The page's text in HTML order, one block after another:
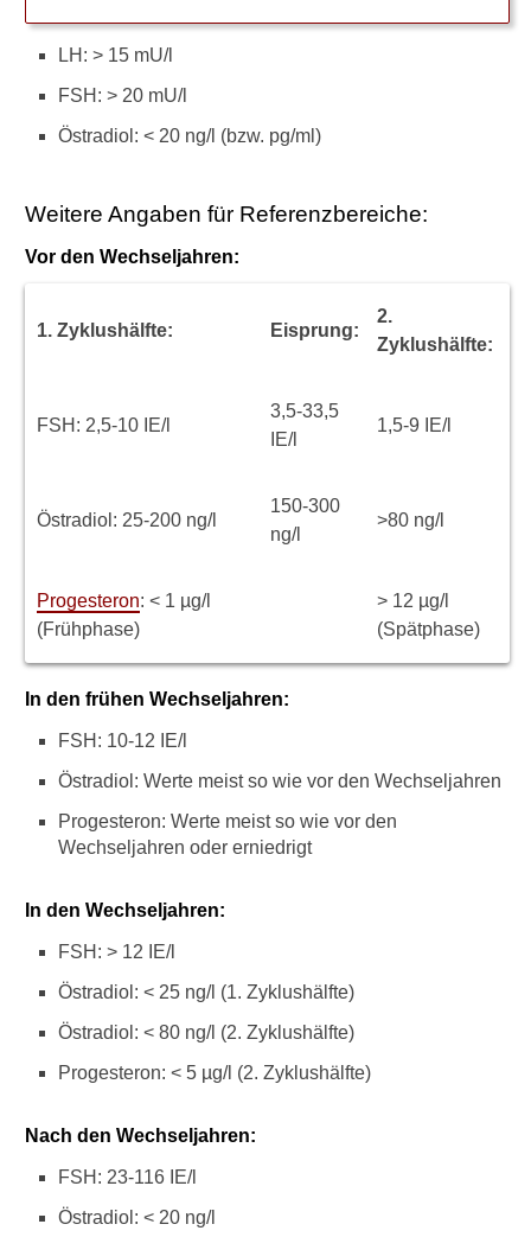
LH: > 15 mU/l
FSH: > 20 mU/l
Östradiol: < 20 ng/l (bzw. pg/ml)
Weitere Angaben für Referenzbereiche:
Vor den Wechseljahren:
1. Zyklushälfte: Eisprung:
2.
Zyklushälfte:
FSH: 2,5-10 IE/l
3,5-33,5
IE/l
1,5-9 IE/l
Östradiol: 25-200 ng/l
150-300
ng/l
>80 ng/l
Progesteron: < 1 µg/l
(Frühphase)
> 12 µg/l
(Spätphase)
In den frühen Wechseljahren:
FSH: 10-12 IE/l
Östradiol: Werte meist so wie vor den Wechseljahren
Progesteron: Werte meist so wie vor den
Wechseljahren oder erniedrigt
In den Wechseljahren:
FSH: > 12 IE/l
Östradiol: < 25 ng/l (1. Zyklushälfte)
Östradiol: < 80 ng/l (2. Zyklushälfte)
Progesteron: < 5 µg/l (2. Zyklushälfte)
Nach den Wechseljahren:
FSH: 23-116 IE/l
Östradiol: < 20 ng/l
Homöopathie gegen
Wechseljahresbeschwerden
Wechseljahresbeschwerden
n
h
s
h
r
n
ö
e
k
r
n
:
o
a
l